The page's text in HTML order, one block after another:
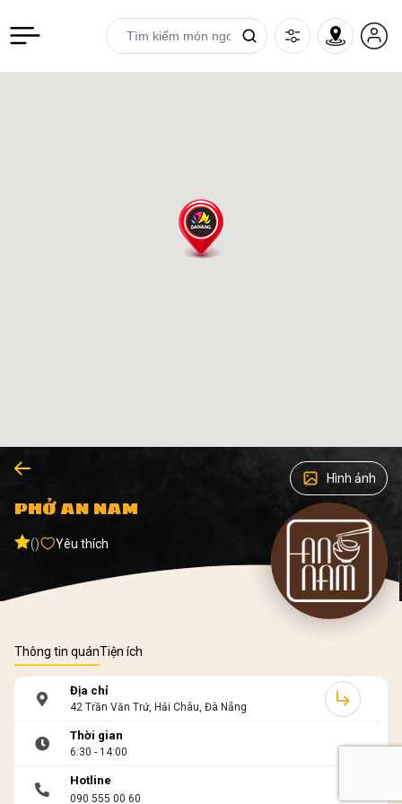
Hình ảnh
PHỞ AN NAM
() Yêu thích
Thông tin quánTiện ích
Địa chỉ
42 Trần Văn Trứ, Hải Châu, Đà Nẵng
Thời gian
6:30 - 14:00
Hotline
090 555 00 60